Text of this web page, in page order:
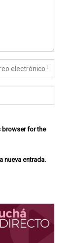
browser for the
nueva entrada.